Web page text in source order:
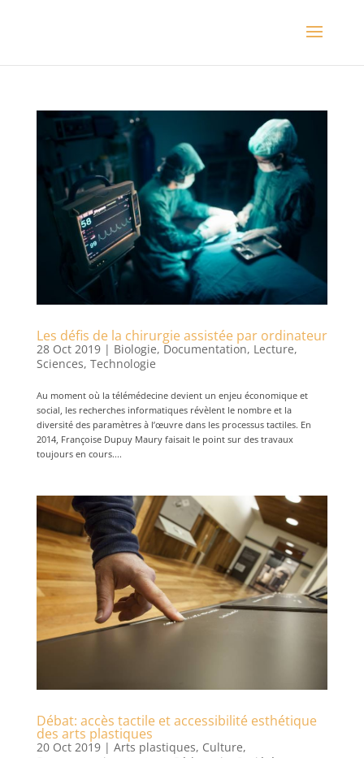
Les défis de la chirurgie assistée par ordinateur
28 Oct 2019| Biologie, Documentation, Lecture,
Sciences, Technologie
Au moment où la télémédecine devient un enjeu économique et
social, les recherches informatiques révèlent le nombre et la
diversité des paramètres à l’œuvre dans les processus tactiles. En
2014, Françoise Dupuy Maury faisait le point sur des travaux
toujours en cours....
Débat: accès tactile et accessibilité esthétique
des arts plastiques
20 Oct 2019| Arts plastiques, Culture,